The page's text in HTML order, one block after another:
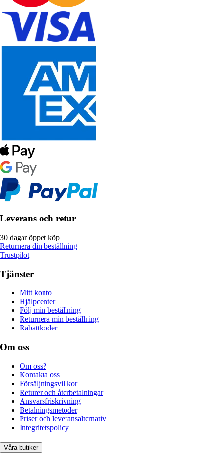
Leverans och retur
30 dagar öppet köp
Returnera din beställning
Trustpilot
Tjänster
Mitt konto
Hjälpcenter
Följ min beställning
Returnera min beställning
Rabattkoder
Om oss
Om oss?
Kontakta oss
Försäljningsvillkor
Returer och återbetalningar
Ansvarsfriskrivning
Betalningsmetoder
Priser och leveransalternativ
Integritetspolicy
Våra butiker